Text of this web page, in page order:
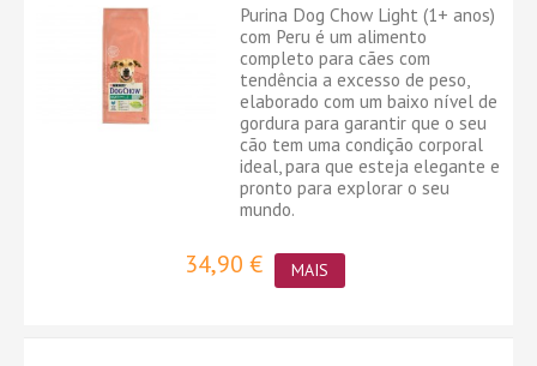
Purina Dog Chow Light (1+ anos)
com Peru é um alimento
completo para cães com
tendência a excesso de peso,
elaborado com um baixo nível de
gordura para garantir que o seu
cão tem uma condição corporal
ideal, para que esteja elegante e
pronto para explorar o seu
mundo.
34,90 € MAIS